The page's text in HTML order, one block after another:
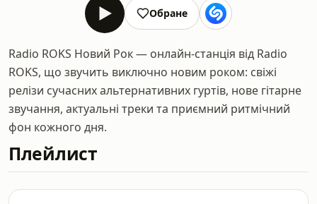
Обране
Radio ROKS Новий Рок — онлайн-станція від Radio
ROKS, що звучить виключно новим роком: свіжі
релізи сучасних альтернативних гуртів, нове гітарне
звучання, актуальні треки та приємний ритмічний
фон кожного дня.
Плейлист